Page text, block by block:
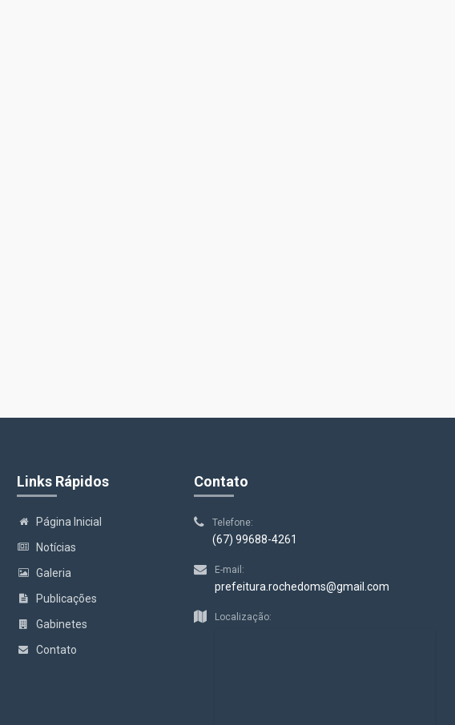
Links Rápidos
Página Inicial
Notícias
Galeria
Publicações
Gabinetes
Contato
Contato
Telefone:
(67) 99688-4261
E-mail:
prefeitura.rochedoms@gmail.com
Localização: